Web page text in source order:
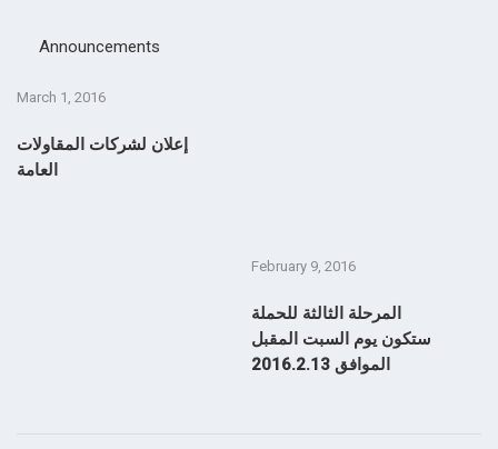
Announcements
March 1, 2016
إعلان لشركات المقاولات
العامة
February 9, 2016
المرحلة الثالثة للحملة
ستكون يوم السبت المقبل
الموافق 2016.2.13